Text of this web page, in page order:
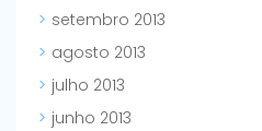
setembro 2013
agosto 2013
julho 2013
junho 2013